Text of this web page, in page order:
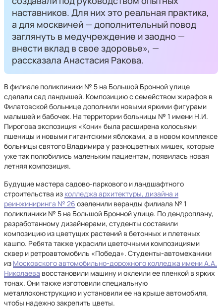
наставников. Для них это реальная практика,
а для москвичей — дополнительный повод
заглянуть в медучреждение и заодно —
внести вклад в свое здоровье», —
рассказала Анастасия Ракова.
В филиале поликлиники № 5 на Большой Бронной улице
сделали сад ландышей. Композицию с семейством жирафов в
Филатовской больнице дополнили новыми яркими фигурами
малышей и бабочек. На территории больницы № 1 имени Н.И.
Пирогова экспозиция «Кони» была расширена колосьями
пшеницы и новыми гигантскими яблоками, а в новом комплексе
больницы святого Владимира у разноцветных мишек, которые
уже так полюбились маленьким пациентам, появилась новая
летняя композиция.
Будущие мастера садово-паркового и ландшафтного
строительства из колледжа архитектуры, дизайна и
реинжиниринга № 26 озеленили веранды филиала № 1
поликлиники № 5 на Большой Бронной улице. По дендроплану,
разработанному дизайнерами, студенты составили
композицию из цветущих растений в бетонных и плетеных
кашпо. Ребята также украсили цветочными композициями
сквер и ретроавтомобиль «Победа». Студенты-автомеханики
из Московского автомобильно-дорожного колледжа имени А.А.
Николаева восстановили машину и оклеили ее пленкой в ярких
тонах. Они также изготовили специальную
металлоконструкцию и установили ее на крыше автомобиля,
чтобы надежно закрепить цветы.